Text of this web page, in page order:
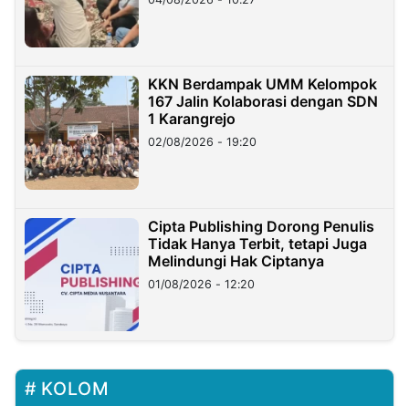
KKN Berdampak UMM Kelompok
167 Jalin Kolaborasi dengan SDN
1 Karangrejo
02/08/2026 - 19:20
Cipta Publishing Dorong Penulis
Tidak Hanya Terbit, tetapi Juga
Melindungi Hak Ciptanya
01/08/2026 - 12:20
KOLOM